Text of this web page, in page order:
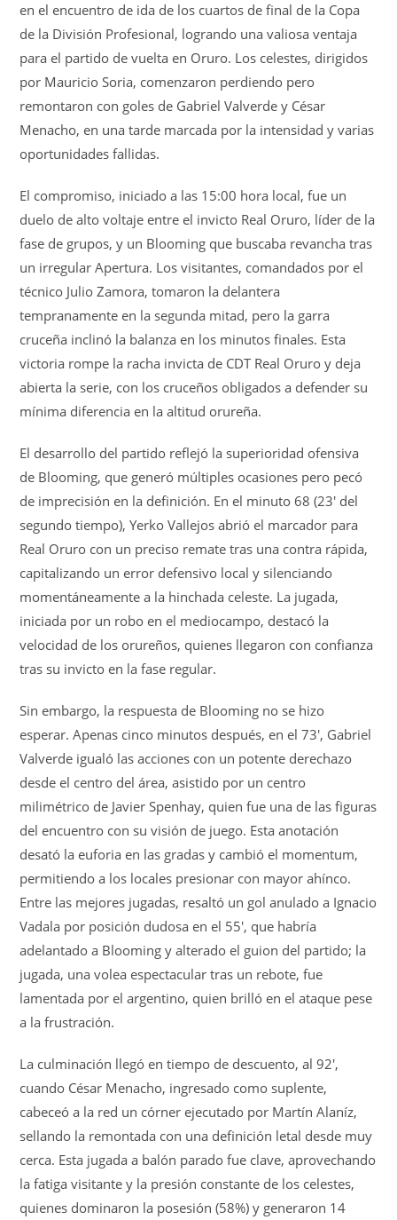
en el encuentro de ida de los cuartos de final de la Copa
de la División Profesional, logrando una valiosa ventaja
para el partido de vuelta en Oruro. Los celestes, dirigidos
por Mauricio Soria, comenzaron perdiendo pero
remontaron con goles de Gabriel Valverde y César
Menacho, en una tarde marcada por la intensidad y varias
oportunidades fallidas.
El compromiso, iniciado a las 15:00 hora local, fue un
duelo de alto voltaje entre el invicto Real Oruro, líder de la
fase de grupos, y un Blooming que buscaba revancha tras
un irregular Apertura. Los visitantes, comandados por el
técnico Julio Zamora, tomaron la delantera
tempranamente en la segunda mitad, pero la garra
cruceña inclinó la balanza en los minutos finales. Esta
victoria rompe la racha invicta de CDT Real Oruro y deja
abierta la serie, con los cruceños obligados a defender su
mínima diferencia en la altitud orureña.
El desarrollo del partido reflejó la superioridad ofensiva
de Blooming, que generó múltiples ocasiones pero pecó
de imprecisión en la definición. En el minuto 68 (23′ del
segundo tiempo), Yerko Vallejos abrió el marcador para
Real Oruro con un preciso remate tras una contra rápida,
capitalizando un error defensivo local y silenciando
momentáneamente a la hinchada celeste. La jugada,
iniciada por un robo en el mediocampo, destacó la
velocidad de los orureños, quienes llegaron con confianza
tras su invicto en la fase regular.
Sin embargo, la respuesta de Blooming no se hizo
esperar. Apenas cinco minutos después, en el 73′, Gabriel
Valverde igualó las acciones con un potente derechazo
desde el centro del área, asistido por un centro
milimétrico de Javier Spenhay, quien fue una de las figuras
del encuentro con su visión de juego. Esta anotación
desató la euforia en las gradas y cambió el momentum,
permitiendo a los locales presionar con mayor ahínco.
Entre las mejores jugadas, resaltó un gol anulado a Ignacio
Vadala por posición dudosa en el 55′, que habría
adelantado a Blooming y alterado el guion del partido; la
jugada, una volea espectacular tras un rebote, fue
lamentada por el argentino, quien brilló en el ataque pese
a la frustración.
La culminación llegó en tiempo de descuento, al 92′,
cuando César Menacho, ingresado como suplente,
cabeceó a la red un córner ejecutado por Martín Alaníz,
sellando la remontada con una definición letal desde muy
cerca. Esta jugada a balón parado fue clave, aprovechando
la fatiga visitante y la presión constante de los celestes,
quienes dominaron la posesión (58%) y generaron 14